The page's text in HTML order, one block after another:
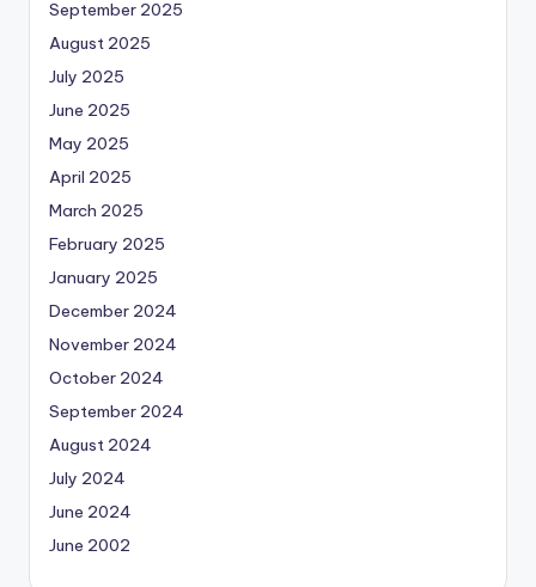
September 2025
August 2025
July 2025
June 2025
May 2025
April 2025
March 2025
February 2025
January 2025
December 2024
November 2024
October 2024
September 2024
August 2024
July 2024
June 2024
June 2002